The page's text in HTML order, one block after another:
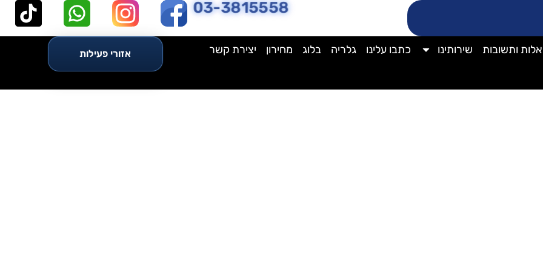
03-3815558
ותשובות שירותינו כתבו עלינו גלריה בלוג מחירון יצירת קשר אזורי פעילות